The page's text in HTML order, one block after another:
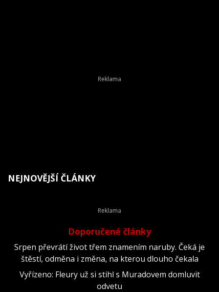
NEJNOVĚJŠÍ ČLÁNKY
Doporučené články
Srpen převrátí život třem znamením naruby. Čeká je
štěstí, odměna i změna, na kterou dlouho čekala
Vyřízeno: Fleury už si stihl s Muradovem domluvit
odvetu